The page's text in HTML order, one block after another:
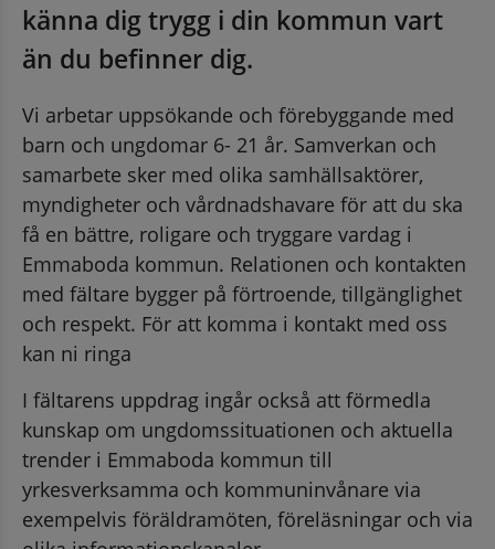
känna dig trygg i din kommun vart
än du befinner dig.
Vi arbetar uppsökande och förebyggande med
barn och ungdomar 6- 21 år. Samverkan och
samarbete sker med olika samhällsaktörer,
myndigheter och vårdnadshavare för att du ska
få en bättre, roligare och tryggare vardag i
Emmaboda kommun. Relationen och kontakten
med fältare bygger på förtroende, tillgänglighet
och respekt. För att komma i kontakt med oss
kan ni ringa
I fältarens uppdrag ingår också att förmedla
kunskap om ungdomssituationen och aktuella
trender i Emmaboda kommun till
yrkesverksamma och kommuninvånare via
exempelvis föräldramöten, föreläsningar och via